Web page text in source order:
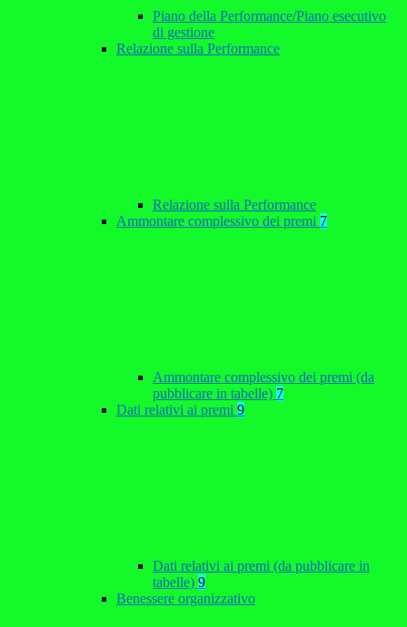
Piano della Performance/Piano esecutivo
di gestione
Relazione sulla Performance
Relazione sulla Performance
Ammontare complessivo dei premi 7
Ammontare complessivo dei premi (da
pubblicare in tabelle) 7
Dati relativi ai premi 9
Dati relativi ai premi (da pubblicare in
tabelle) 9
Benessere organizzativo